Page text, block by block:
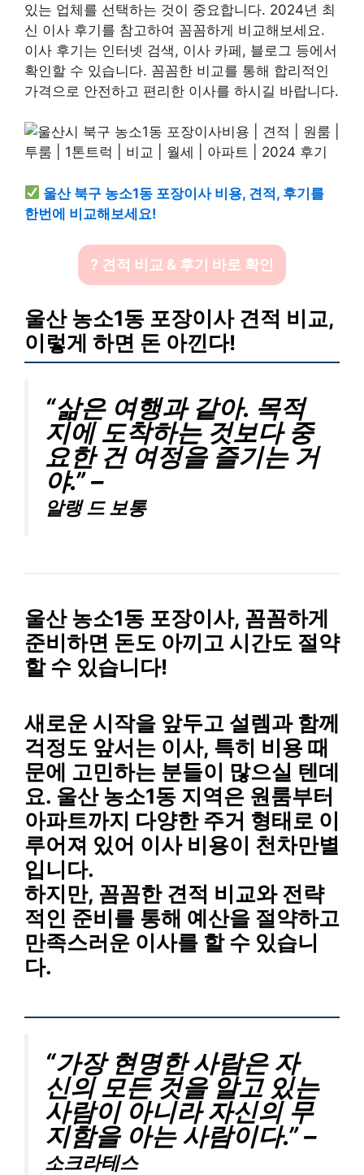
있는 업체를 선택하는 것이 중요합니다. 2024년 최
신 이사 후기를 참고하여 꼼꼼하게 비교해보세요.
이사 후기는 인터넷 검색, 이사 카페, 블로그 등에서
확인할 수 있습니다. 꼼꼼한 비교를 통해 합리적인
가격으로 안전하고 편리한 이사를 하시길 바랍니다.
울산 북구 농소1동 포장이사 비용, 견적, 후기를
한번에 비교해보세요!
? 견적 비교 & 후기 바로 확인
울산 농소1동 포장이사 견적 비교,
이렇게 하면 돈 아낀다!
“삶은 여행과 같아. 목적
지에 도착하는 것보다 중
요한 건 여정을 즐기는 거
야.” –
알랭 드 보통
울산 농소1동 포장이사, 꼼꼼하게
준비하면 돈도 아끼고 시간도 절약
할 수 있습니다!
새로운 시작을 앞두고 설렘과 함께
걱정도 앞서는 이사, 특히 비용 때
문에 고민하는 분들이 많으실 텐데
요. 울산 농소1동 지역은 원룸부터
아파트까지 다양한 주거 형태로 이
루어져 있어 이사 비용이 천차만별
입니다.
하지만, 꼼꼼한 견적 비교와 전략
적인 준비를 통해 예산을 절약하고
만족스러운 이사를 할 수 있습니
다.
“가장 현명한 사람은 자
신의 모든 것을 알고 있는
사람이 아니라 자신의 무
지함을 아는 사람이다.” –
소크라테스